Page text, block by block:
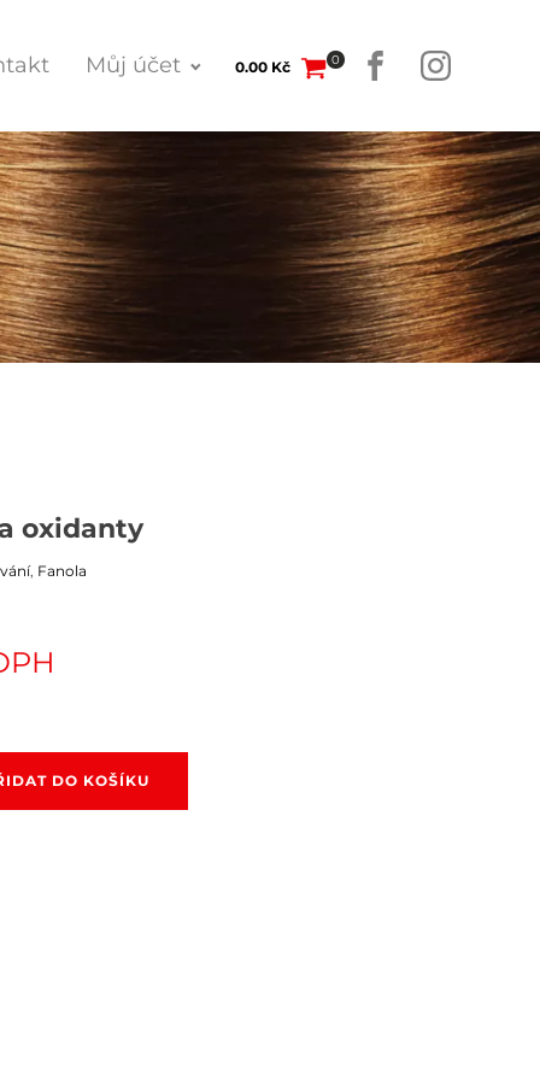
Můj účet 0.00 Kč 0
oxidanty
, Fanola
DO KOŠÍKU